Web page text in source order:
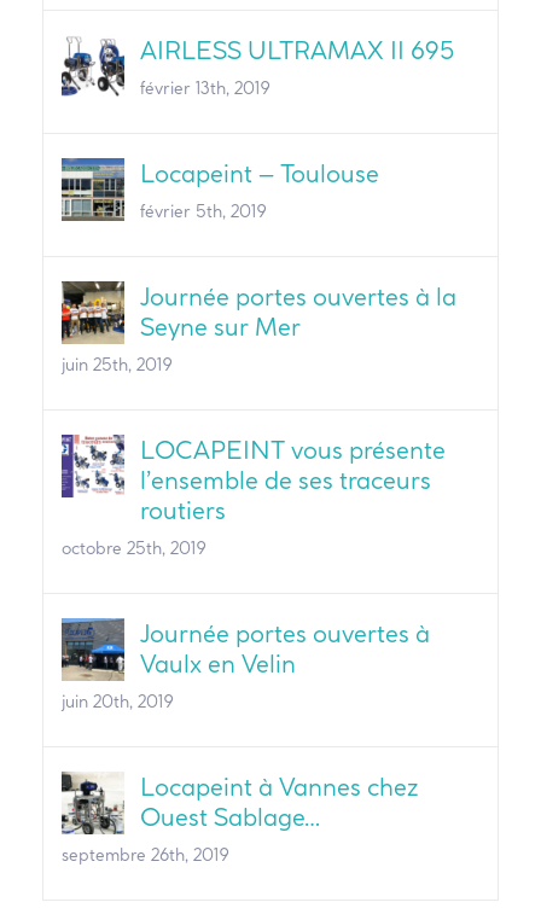
AIRLESS ULTRAMAX II 695
février 13th, 2019
Locapeint – Toulouse
février 5th, 2019
Journée portes ouvertes à la
Seyne sur Mer
juin 25th, 2019
LOCAPEINT vous présente
l’ensemble de ses traceurs
routiers
octobre 25th, 2019
Journée portes ouvertes à
Vaulx en Velin
juin 20th, 2019
Locapeint à Vannes chez
Ouest Sablage…
septembre 26th, 2019